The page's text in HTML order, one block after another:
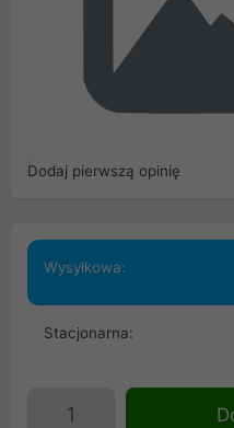
Dodaj pierwszą opinię
Wysyłkowa:
Stacjonarna: